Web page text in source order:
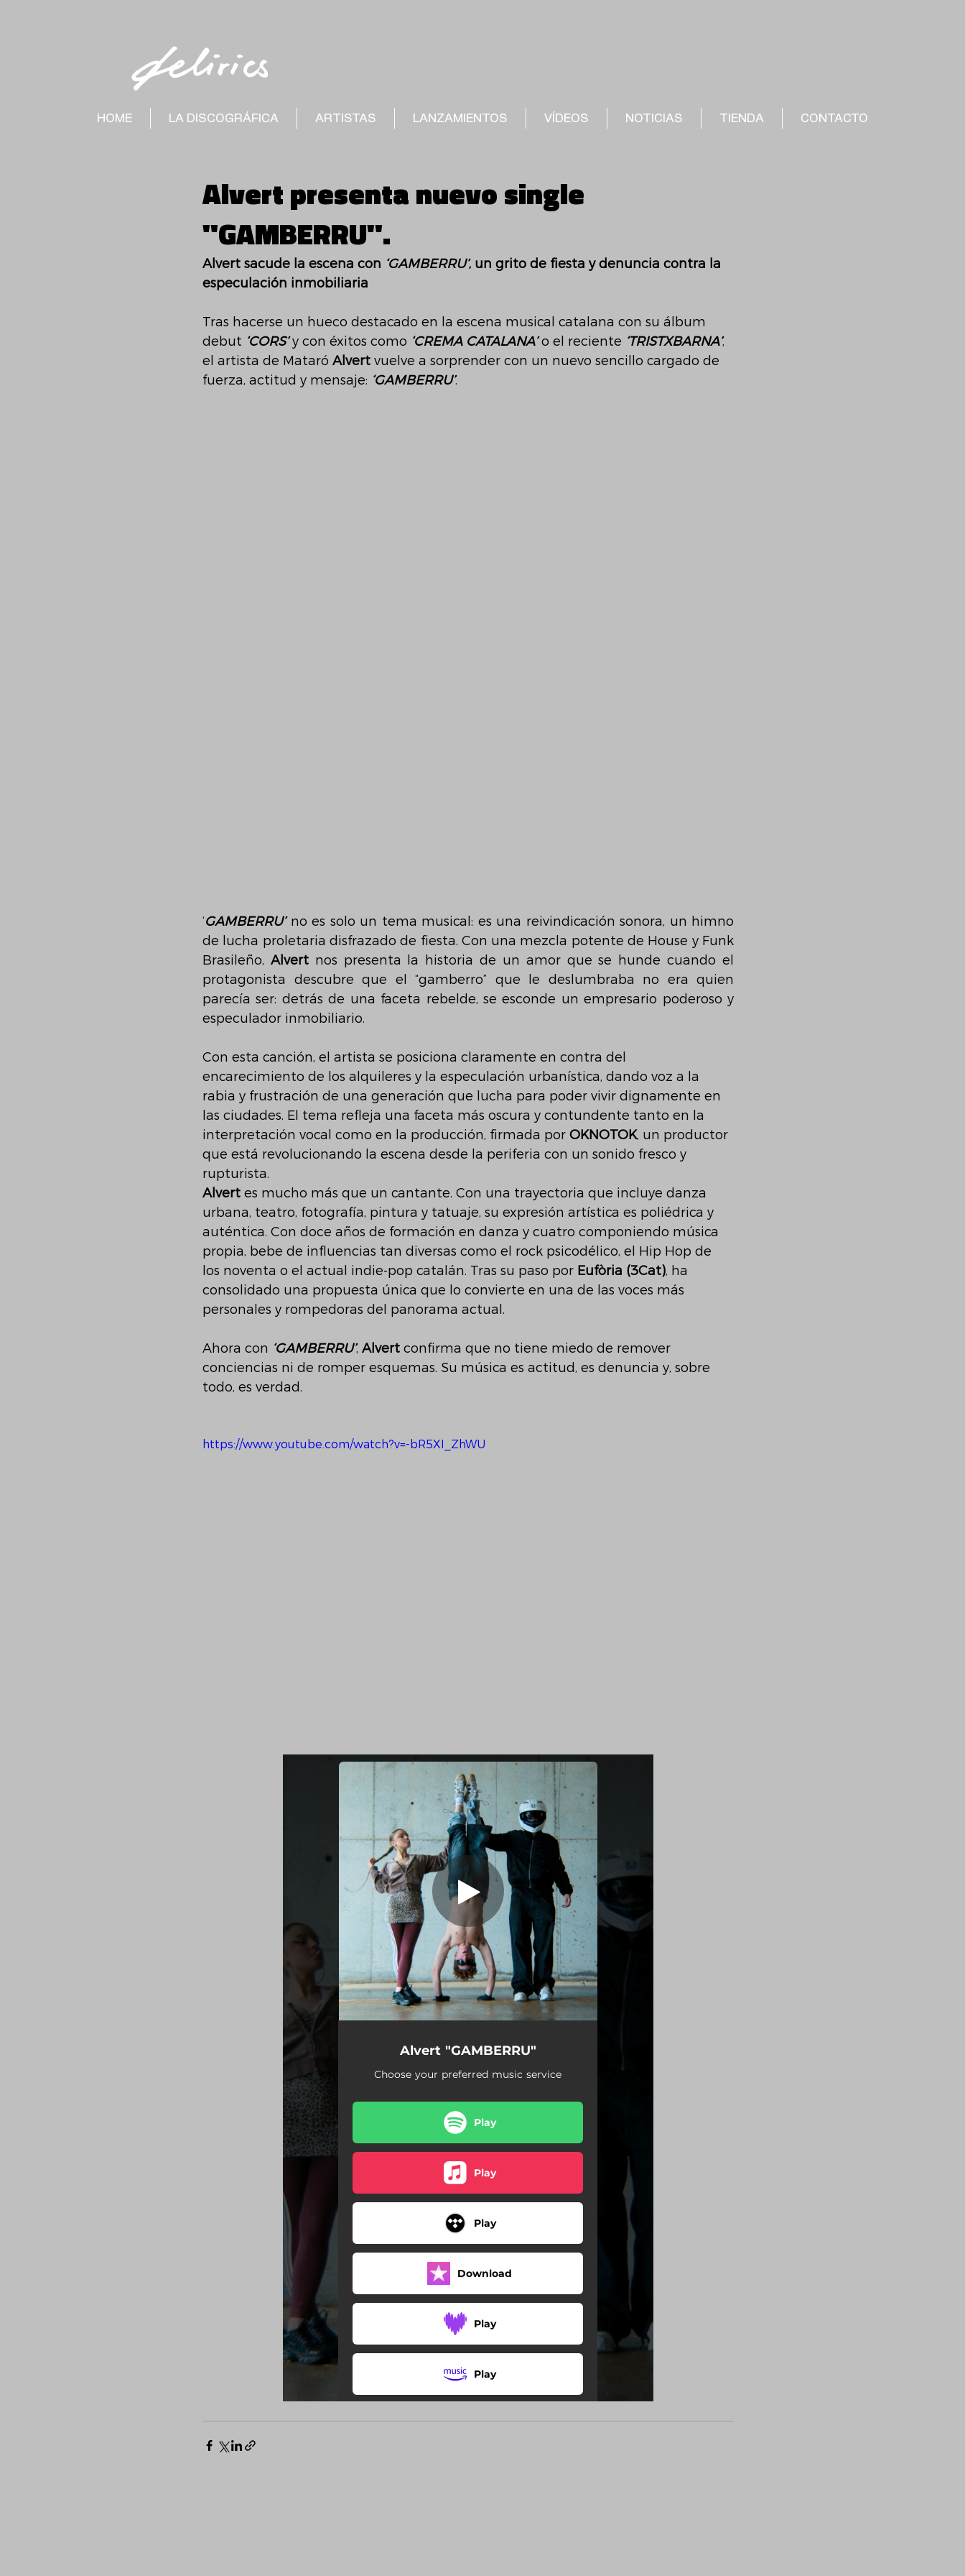
HOME LA DISCOGRÁFICA ARTISTAS LANZAMIENTOS VÍDEOS NOTICIAS TIENDA CONTACTO
Alvert presenta nuevo single
"GAMBERRU".
Alvert sacude la escena con ‘GAMBERRU’, un grito de fiesta y denuncia contra la
especulación inmobiliaria
Tras hacerse un hueco destacado en la escena musical catalana con su álbum
debut ‘CORS’ y con éxitos como ‘CREMA CATALANA’ o el reciente ‘TRISTXBARNA’,
el artista de Mataró Alvert vuelve a sorprender con un nuevo sencillo cargado de
fuerza, actitud y mensaje: ‘GAMBERRU’.
‘GAMBERRU’ no es solo un tema musical: es una reivindicación sonora, un himno
de lucha proletaria disfrazado de fiesta. Con una mezcla potente de House y Funk
Brasileño, Alvert nos presenta la historia de un amor que se hunde cuando el
protagonista descubre que el “gamberro” que le deslumbraba no era quien
parecía ser: detrás de una faceta rebelde, se esconde un empresario poderoso y
especulador inmobiliario.
Con esta canción, el artista se posiciona claramente en contra del
encarecimiento de los alquileres y la especulación urbanística, dando voz a la
rabia y frustración de una generación que lucha para poder vivir dignamente en
las ciudades. El tema refleja una faceta más oscura y contundente tanto en la
interpretación vocal como en la producción, firmada por OKNOTOK, un productor
que está revolucionando la escena desde la periferia con un sonido fresco y
rupturista.
Alvert es mucho más que un cantante. Con una trayectoria que incluye danza
urbana, teatro, fotografía, pintura y tatuaje, su expresión artística es poliédrica y
auténtica. Con doce años de formación en danza y cuatro componiendo música
propia, bebe de influencias tan diversas como el rock psicodélico, el Hip Hop de
los noventa o el actual indie-pop catalán. Tras su paso por Eufòria (3Cat), ha
consolidado una propuesta única que lo convierte en una de las voces más
personales y rompedoras del panorama actual.
Ahora con ‘GAMBERRU’, Alvert confirma que no tiene miedo de remover
conciencias ni de romper esquemas. Su música es actitud, es denuncia y, sobre
todo, es verdad.
https://www.youtube.com/watch?v=-bR5XI_ZhWU